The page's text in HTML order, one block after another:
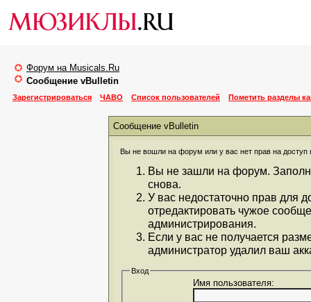
Форум на Musicals.Ru
Сообщение vBulletin
Зарегистрироваться ЧАВО Список пользователей Пометить разделы
Сообщение vBulletin
Вы не вошли на форум или у вас нет прав на доступ
Вы не зашли на форум.
снова.
У вас недостаточно прав для
отредактировать чужое
администрирования.
Если у вас не получается
администратор удалил ваш
Вход
Имя пользователя: